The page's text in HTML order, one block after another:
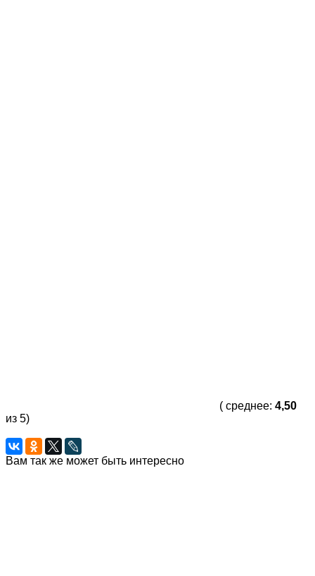
( среднее: 4,50
из 5)
Вам так же может быть интересно